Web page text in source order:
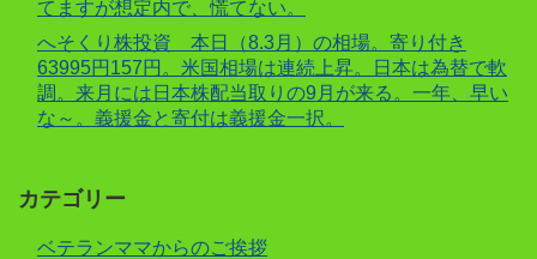
てますが想定内で、慌てない。
へそくり株投資 本日（8.3月）の相場。寄り付き
63995円157円。米国相場は連続上昇。日本は為替で軟
調。来月には日本株配当取りの9月が来る。一年、早い
な～。義援金と寄付は義援金一択。
カテゴリー
ベテランママからのご挨拶